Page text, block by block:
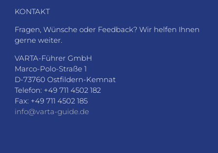
KONTAKT
Fragen, Wünsche oder Feedback? Wir helfen Ihnen
gerne weiter.
VARTA-Führer GmbH
Marco-Polo-Straße 1
D-73760 Ostfildern-Kemnat
Telefon: +49 711 4502 182
Fax: +49 711 4502 185
info@varta-guide.de